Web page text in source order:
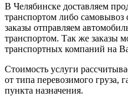
В Челябинске доставляем
транспортом либо
заказы отправляем
транспортом. Так же заказы
транспортных компаний на
Стоимость услуги
от типа перевозимого груза,
пункта назначения.